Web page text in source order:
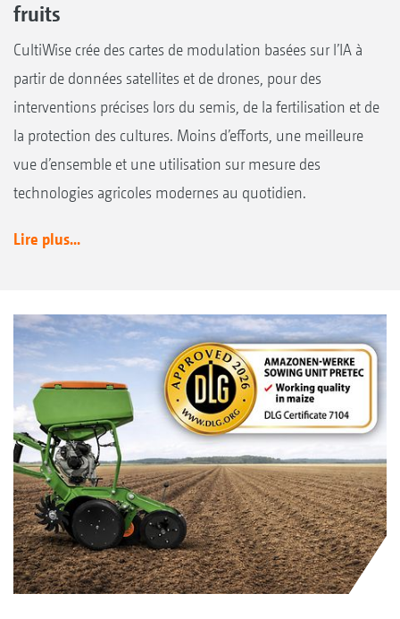
fruits
CultiWise crée des cartes de modulation basées sur l’IA à
partir de données satellites et de drones, pour des
interventions précises lors du semis, de la fertilisation et de
la protection des cultures. Moins d’efforts, une meilleure
vue d’ensemble et une utilisation sur mesure des
technologies agricoles modernes au quotidien.
Lire plus...